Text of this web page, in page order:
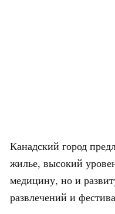
Канадский город
жилье, высокий
медицину, но и
развлечений и